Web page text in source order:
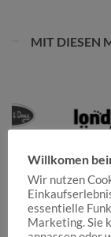
MIT DIESEN
Willkomen
Wir nutzen
essentielle
Marketing. Sie